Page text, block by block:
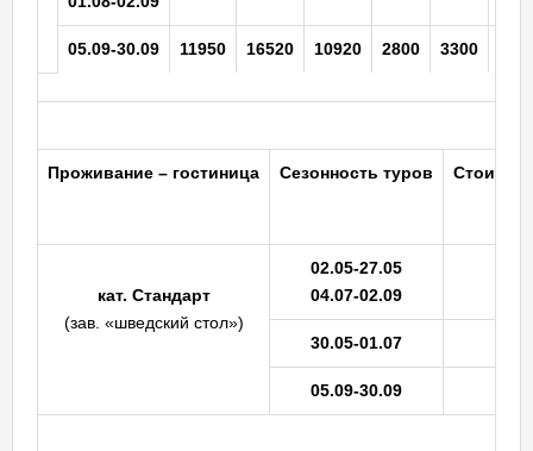
05.09-30.09 11950 16520 10920 2800 3300
Проживание – гостиница Сезонность туров
кат. Стандарт
(зав. «шведский стол»)
02.05-27.05
04.07-02.09
30.05-01.07
05.09-30.09